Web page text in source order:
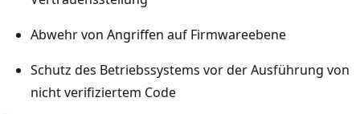
Abwehr von Angriffen auf Firmwareebene
Schutz des Betriebssystems vor der Ausführung von
nicht verifiziertem Code